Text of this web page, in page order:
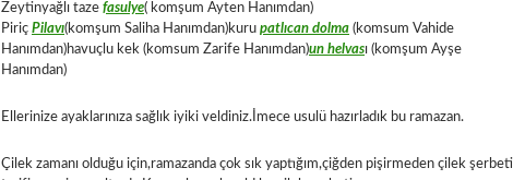
Zeytinyağlı taze fasulye( komşum Ayten Hanımdan)
Piriç Pilavı(komşum Saliha Hanımdan)kuru patlıcan dolma (komsum Vahide
Hanımdan)havuçlu kek (komsum Zarife Hanımdan)un helvası (komşum Ayşe
Hanımdan)
Ellerinize ayaklarınıza sağlık iyiki veldiniz.İmece usulü hazırladık bu ramazan.
Çilek zamanı olduğu için,ramazanda çok sık yaptığım,çiğden pişirmeden çilek şerbeti